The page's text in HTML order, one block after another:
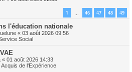
1 46 47 48 49
l'éducation nationale
« 03 août 2026 09:56
Social
« 01 août 2026 14:33
Acquis de l'Expérience